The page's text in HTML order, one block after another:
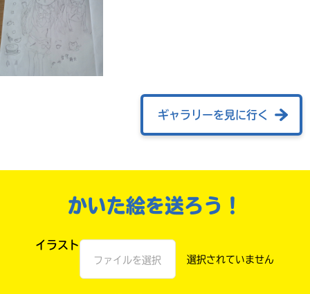
ギャラリーを見に行く
かいた絵を送ろう！
イラスト
ファイルを選択